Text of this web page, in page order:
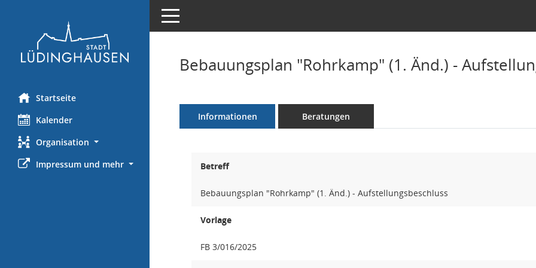
Startseite
Kalender
Organisation
Impressum und mehr
Toggle navigation
Bebauungsplan "Rohrkamp" (1. Änd.) -
Informationen Beratungen
Betreff
Bebauungsplan "Rohrkamp" (1. Änd.) - Aufstellungsbeschluss
Vorlage
FB 3/016/2025